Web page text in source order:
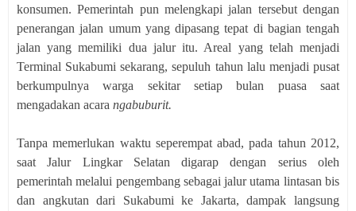
konsumen. Pemerintah pun melengkapi jalan tersebut dengan
penerangan jalan umum yang dipasang tepat di bagian tengah
jalan yang memiliki dua jalur itu. Areal yang telah menjadi
Terminal Sukabumi sekarang, sepuluh tahun lalu menjadi pusat
berkumpulnya warga sekitar setiap bulan puasa saat
mengadakan acara ngabuburit.
Tanpa memerlukan waktu seperempat abad, pada tahun 2012,
saat Jalur Lingkar Selatan digarap dengan serius oleh
pemerintah melalui pengembang sebagai jalur utama lintasan bis
dan angkutan dari Sukabumi ke Jakarta, dampak langsung